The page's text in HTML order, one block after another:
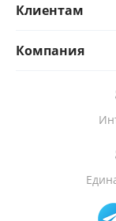
Клиентам
Компания